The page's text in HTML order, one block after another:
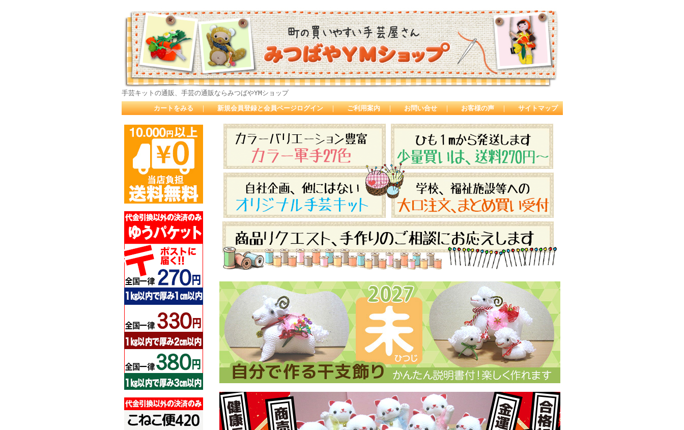
手芸キットの通販、手芸の通販ならみつばやYMショップ
カートをみる ｜ 新規会員登録と会員ページログイン ｜ ご利用案内 ｜ お問い合せ ｜ お客様の声 ｜ サイトマップ